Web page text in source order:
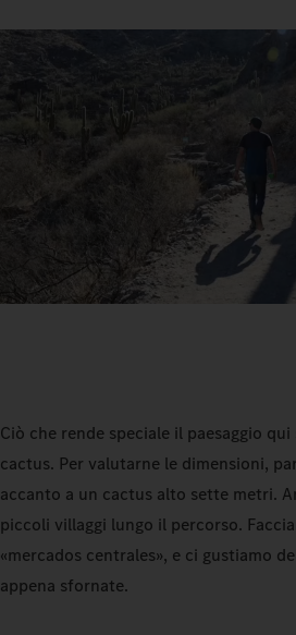
Ciò che rende speciale il paesaggio
cactus. Per valutarne le dimensioni,
accanto a un cactus alto sette metri.
piccoli villaggi lungo il percorso.
«mercados centrales», e ci gustiamo
appena sfornate.